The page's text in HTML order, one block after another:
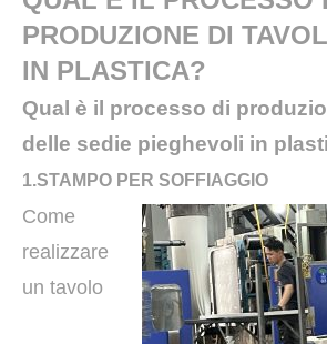
PRODUZIONE DI
IN PLASTICA?
Qual è il processo di
delle sedie pieghevoli in
1.STAMPO PER SOFFIAGGIO
Come
realizzare
un tavolo